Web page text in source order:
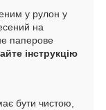
у рулон у
на
паперове
інструкцію
бути чистою,